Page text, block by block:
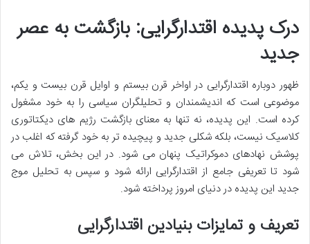
درک پدیده اقتدارگرایی: بازگشت به عصر
جدید
ظهور دوباره اقتدارگرایی در اواخر قرن بیستم و اوایل قرن بیست و یکم،
موضوعی است که اندیشمندان و تحلیلگران سیاسی را به خود مشغول
کرده است. این پدیده، نه تنها به معنای بازگشت رژیم های دیکتاتوری
کلاسیک نیست، بلکه شکلی جدید و پیچیده تر به خود گرفته که اغلب در
پوشش نهادهای دموکراتیک پنهان می شود. در این بخش، تلاش می
شود تا تعریفی جامع از اقتدارگرایی ارائه شود و سپس به تحلیل موج
جدید این پدیده در دنیای امروز پرداخته شود.
تعریف و تمایزات بنیادین اقتدارگرایی